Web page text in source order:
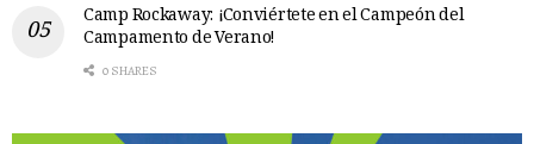
Camp Rockaway: ¡Conviértete en el Campeón del
Campamento de Verano!
0 SHARES